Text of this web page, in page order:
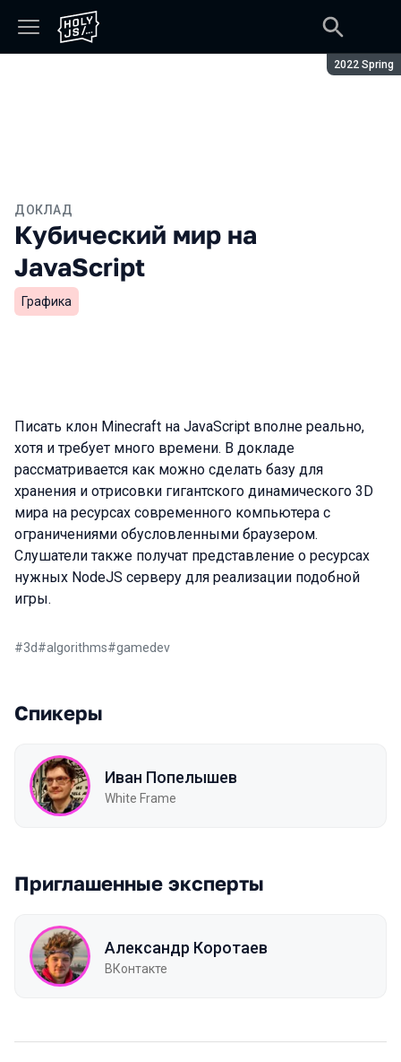
Сезон:
2022 Spring
ДОКЛАД
Кубический мир на
JavaScript
Графика
Писать клон Minecraft на JavaScript вполне реально,
хотя и требует много времени. В докладе
рассматривается как можно сделать базу для
хранения и отрисовки гигантского динамического 3D
мира на ресурсах современного компьютера с
ограничениями обусловленными браузером.
Слушатели также получат представление о ресурсах
нужных NodeJS серверу для реализации подобной
игры.
#3d#algorithms#gamedev
Спикеры
Иван Попелышев
White Frame
Приглашенные эксперты
Александр Коротаев
ВКонтакте